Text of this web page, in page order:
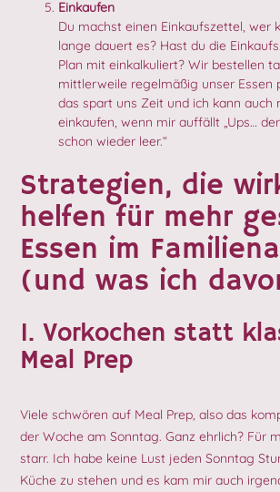
Einkaufen
Du machst einen Einkaufszettel, wer
lange dauert es? Hast du die
Plan mit einkalkuliert? Wir bestellen
mittlerweile regelmäßig unser Essen
das spart uns Zeit und ich kann auch
einkaufen, wenn mir auffällt „Ups…
schon wieder leer.“
Strategien, die
helfen für mehr
Essen im
(und was ich
1. Vorkochen statt
Meal Prep
Viele schwören auf Meal Prep, also das
der Woche am Sonntag. Ganz ehrlich? Für
starr. Ich habe keine Lust jeden Sonntag
Küche zu stehen und es kam mir auch